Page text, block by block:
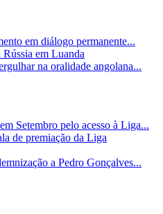
em diálogo permanente...
em Luanda
na oralidade angolana...
Setembro pelo acesso à Liga...
de premiação da Liga
a Pedro Gonçalves...